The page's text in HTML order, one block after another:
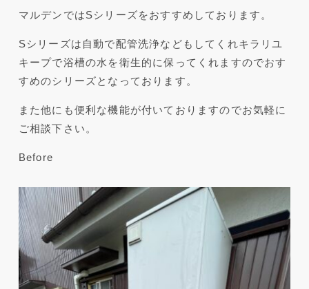
マルデンではSシリーズをおすすめしております。
Sシリーズは自動で配管洗浄などもしてくれキラリユ
キープで浴槽の水を衛生的に保ってくれますのでおす
すめのシリーズとなっております。
また他にも便利な機能が付いておりますのでお気軽に
ご相談下さい。
Before